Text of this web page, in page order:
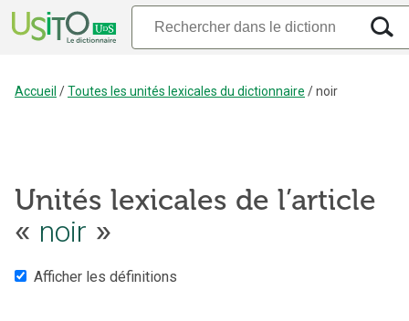
Accueil /Toutes les unités lexicales du dictionnaire /noir
Unités lexicales de l’article
« noir »
Afficher les définitions